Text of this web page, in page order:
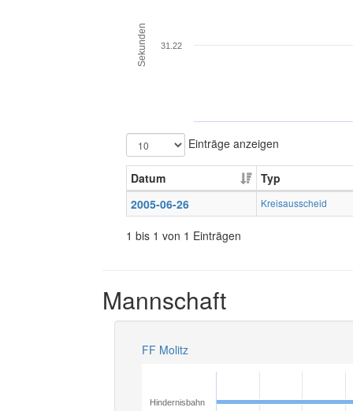
Sekunden 31.22
Einträge anzeigen
Datum
Typ
2005-06-26
Kreisausscheid
1 bis 1 von 1 Einträgen
Mannschaft
FF Molitz
Hindernisbahn